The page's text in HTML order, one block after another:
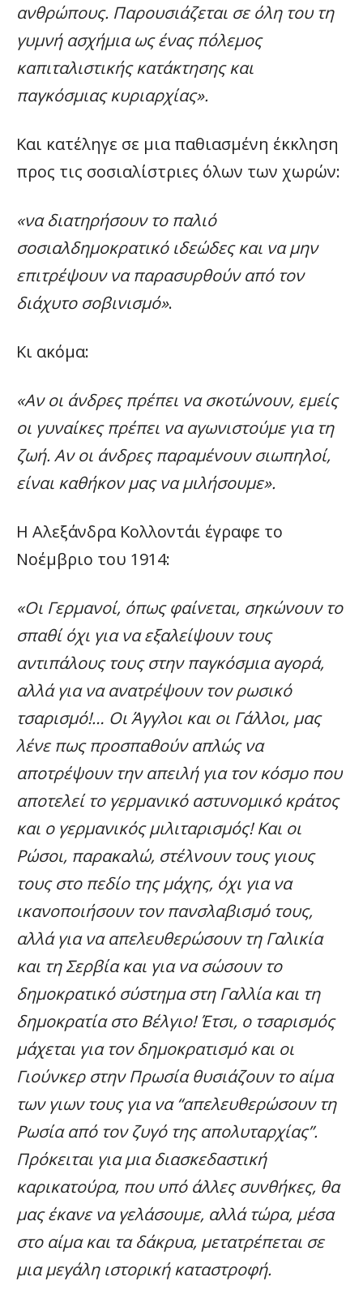
ανθρώπους. Παρουσιάζεται σε όλη του τη
γυμνή ασχήμια ως ένας πόλεμος
καπιταλιστικής κατάκτησης και
παγκόσμιας κυριαρχίας».
Και κατέληγε σε μια παθιασμένη έκκληση
προς τις σοσιαλίστριες όλων των χωρών:
«να διατηρήσουν το παλιό
σοσιαλδημοκρατικό ιδεώδες και να μην
επιτρέψουν να παρασυρθούν από τον
διάχυτο σοβινισμό».
Κι ακόμα:
«Αν οι άνδρες πρέπει να σκοτώνουν, εμείς
οι γυναίκες πρέπει να αγωνιστούμε για τη
ζωή. Αν οι άνδρες παραμένουν σιωπηλοί,
είναι καθήκον μας να μιλήσουμε».
Η Αλεξάνδρα Κολλοντάι έγραφε το
Νοέμβριο του 1914:
«Οι Γερμανοί, όπως φαίνεται, σηκώνουν το
σπαθί όχι για να εξαλείψουν τους
αντιπάλους τους στην παγκόσμια αγορά,
αλλά για να ανατρέψουν τον ρωσικό
τσαρισμό!… Οι Άγγλοι και οι Γάλλοι, μας
λένε πως προσπαθούν απλώς να
αποτρέψουν την απειλή για τον κόσμο που
αποτελεί το γερμανικό αστυνομικό κράτος
και ο γερμανικός μιλιταρισμός! Και οι
Ρώσοι, παρακαλώ, στέλνουν τους γιους
τους στο πεδίο της μάχης, όχι για να
ικανοποιήσουν τον πανσλαβισμό τους,
αλλά για να απελευθερώσουν τη Γαλικία
και τη Σερβία και για να σώσουν το
δημοκρατικό σύστημα στη Γαλλία και τη
δημοκρατία στο Βέλγιο! Έτσι, ο τσαρισμός
μάχεται για τον δημοκρατισμό και οι
Γιούνκερ στην Πρωσία θυσιάζουν το αίμα
των γιων τους για να “απελευθερώσουν τη
Ρωσία από τον ζυγό της απολυταρχίας”.
Πρόκειται για μια διασκεδαστική
καρικατούρα, που υπό άλλες συνθήκες, θα
μας έκανε να γελάσουμε, αλλά τώρα, μέσα
στο αίμα και τα δάκρυα, μετατρέπεται σε
μια μεγάλη ιστορική καταστροφή.